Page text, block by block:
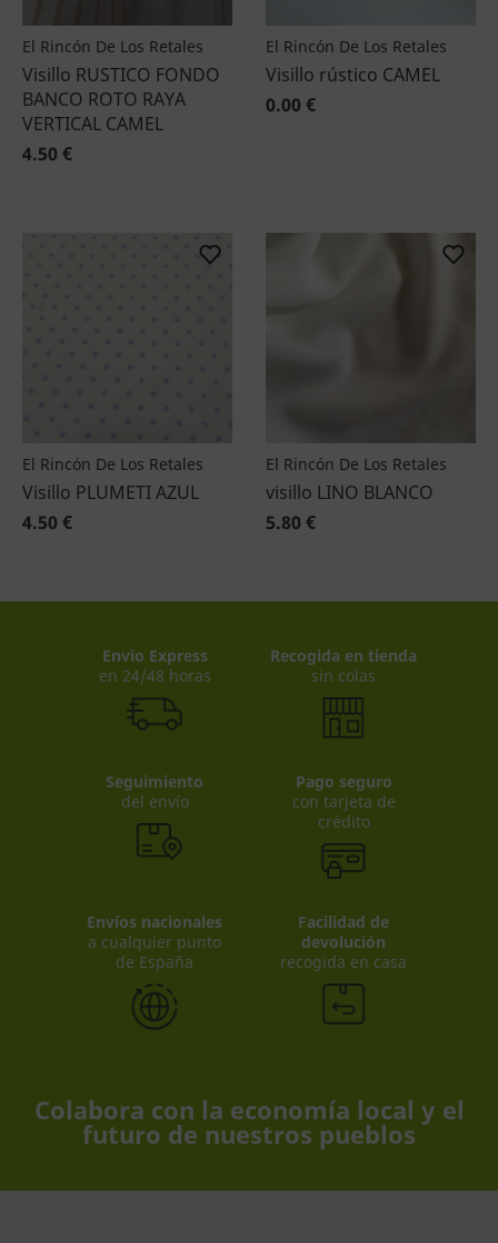
El Rincón De Los Retales
Visillo RUSTICO FONDO
BANCO ROTO RAYA
VERTICAL CAMEL
4.50 €
El Rincón De Los Retales
Visillo rústico CAMEL
0.00 €
El Rincón De Los Retales
Visillo PLUMETI AZUL
4.50 €
El Rincón De Los Retales
visillo LINO BLANCO
5.80 €
Envio Express
en 24/48 horas
Recogida en tienda
sin colas
Seguimiento
del envío
Pago seguro
con tarjeta de
crédito
Envíos nacionales
a cualquier punto
de España
Facilidad de
devolución
recogida en casa
Colabora con la economía local y el
futuro de nuestros pueblos